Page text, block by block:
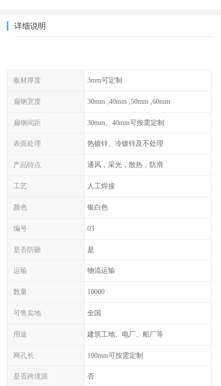
详细说明
板材厚度 3mm可定制
扁钢宽度 30mm ,40mm ,50mm ,60mm
扁钢间距 30mm、40mm可按需定制
表面处理 热镀锌、冷镀锌及不处理
产品特点 通风，采光，散热，防滑
工艺 人工焊接
颜色 银白色
编号 03
是否防砸 是
运输 物流运输
数量 10000
可售卖地 全国
用途 建筑工地、电厂、船厂等
网孔长 100mm可按需定制
是否跨境源 否